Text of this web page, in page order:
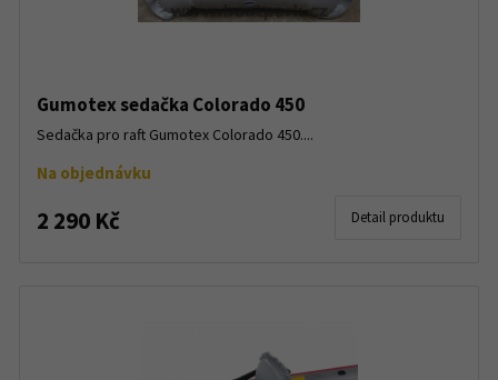
Gumotex sedačka Colorado 450
Sedačka pro raft Gumotex Colorado 450....
Na objednávku
2 290 Kč Detail produktu